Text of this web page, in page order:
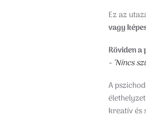
Ez az
vagy
Röviden
- "Nincs
A
kreatív és